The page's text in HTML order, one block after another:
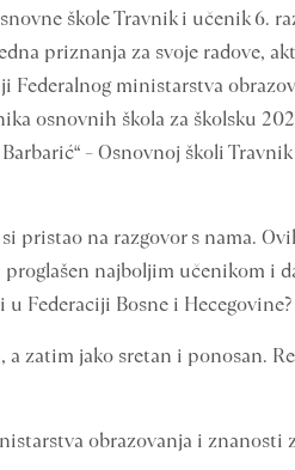
škole Travnik i učenik 6.
priznanja za svoje radove,
ministarstva
osnovnih škola za školsku
– Osnovnoj školi
pristao na razgovor s nama.
proglašen najboljim učenikom
Federaciji Bosne i Hecegovine?
zatim jako sretan i ponosan.
obrazovanja i znanosti